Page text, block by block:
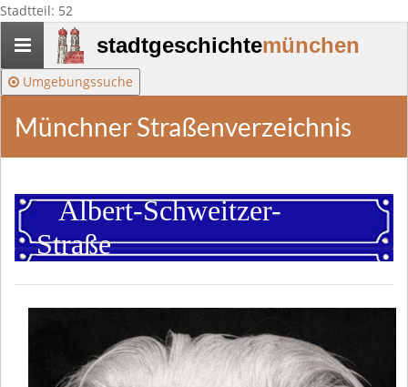
Stadtteil: 52
Stadtgeschichte-
München
stadtgeschichtemünchen
Umgebungssuche
Münchner Straßenverzeichnis
Albert-Schweitzer-
Straße